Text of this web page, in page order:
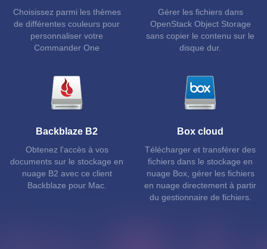
Choisissez parmi les thèmes
de différentes couleurs pour
personnaliser votre
Commander One
Gérer les fichiers dans
OpenStack Object Storage
sans copier le contenu sur le
disque dur.
Backblaze B2
Obtenez l'accès à vos
documents sur le stockage en
nuage B2 avec ce client
Backblaze pour Mac.
Box cloud
Télécharger et transférer des
fichiers dans le stockage en
nuage Box, gérer les fichiers
en nuage directement à partir
du gestionnaire de fichiers.